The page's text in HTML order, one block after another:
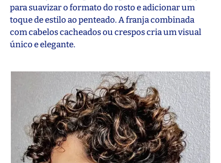
para suavizar o formato do rosto e adicionar um
toque de estilo ao penteado. A franja combinada
com cabelos cacheados ou crespos cria um visual
único e elegante.